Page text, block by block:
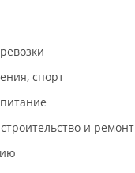
спорт
и ремонт